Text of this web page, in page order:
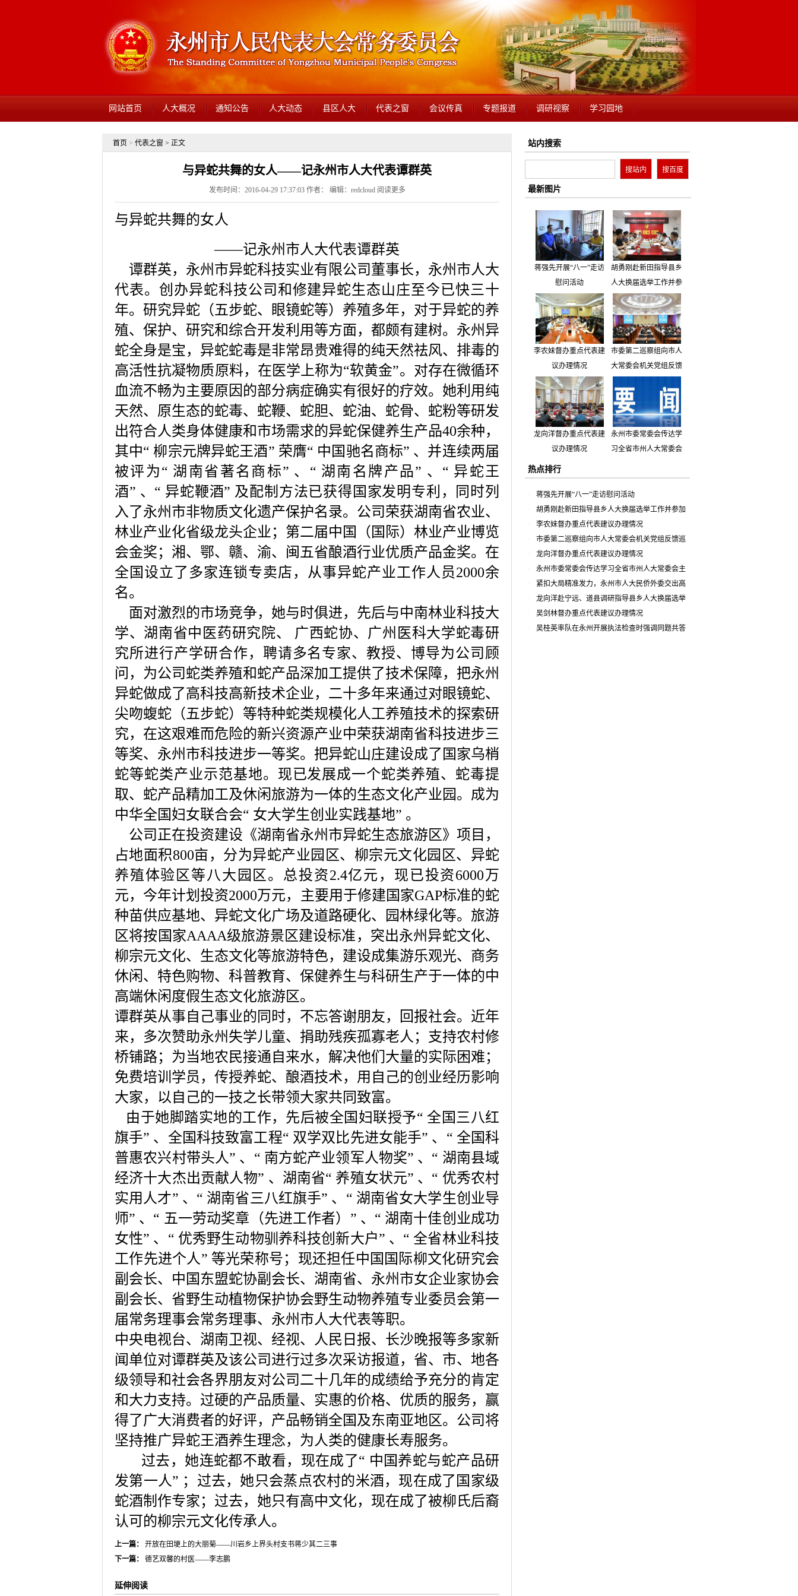
网站首页 人大概况 通知公告 人大动态 县区人大 代表之窗 会议传真 专题报道 调研视察 学习园地
首页 > 代表之窗 > 正文
与异蛇共舞的女人——记永州市人大代表谭群英
发布时间：2016-04-29 17:37:03 作者： 编辑：redcloud 阅读更多
与异蛇共舞的女人
——记永州市人大代表谭群英
谭群英，永州市异蛇科技实业有限公司董事长，永州市人大
代表。创办异蛇科技公司和修建异蛇生态山庄至今已快三十
年。研究异蛇（五步蛇、眼镜蛇等）养殖多年，对于异蛇的养
殖、保护、研究和综合开发利用等方面，都颇有建树。永州异
蛇全身是宝，异蛇蛇毒是非常昂贵难得的纯天然祛风、排毒的
高活性抗凝物质原料，在医学上称为“软黄金”。对存在微循环
血流不畅为主要原因的部分病症确实有很好的疗效。她利用纯
天然、原生态的蛇毒、蛇鞭、蛇胆、蛇油、蛇骨、蛇粉等研发
出符合人类身体健康和市场需求的异蛇保健养生产品40余种，
其中“ 柳宗元牌异蛇王酒” 荣膺“ 中国驰名商标” 、并连续两届
被评为“ 湖南省著名商标” 、 “ 湖南名牌产品” 、 “ 异蛇王
酒” 、 “ 异蛇鞭酒” 及配制方法已获得国家发明专利，同时列
入了永州市非物质文化遗产保护名录。公司荣获湖南省农业、
林业产业化省级龙头企业；第二届中国（国际）林业产业博览
会金奖；湘、鄂、赣、渝、闽五省酿酒行业优质产品金奖。在
全国设立了多家连锁专卖店，从事异蛇产业工作人员2000余
名。
面对激烈的市场竞争，她与时俱进，先后与中南林业科技大
学、湖南省中医药研究院、
广西蛇协、广州医科大学蛇毒研
究所进行产学研合作，聘请多名专家、教授、博导为公司顾
问，为公司蛇类养殖和蛇产品深加工提供了技术保障，把永州
异蛇做成了高科技高新技术企业，二十多年来通过对眼镜蛇、
尖吻蝮蛇（五步蛇）等特种蛇类规模化人工养殖技术的探索研
究，在这艰难而危险的新兴资源产业中荣获湖南省科技进步三
等奖、永州市科技进步一等奖。把异蛇山庄建设成了国家乌梢
蛇等蛇类产业示范基地。现已发展成一个蛇类养殖、蛇毒提
取、蛇产品精加工及休闲旅游为一体的生态文化产业园。成为
中华全国妇女联合会“ 女大学生创业实践基地” 。
公司正在投资建设《湖南省永州市异蛇生态旅游区》项目，
占地面积800亩，分为异蛇产业园区、柳宗元文化园区、异蛇
养殖体验区等八大园区。总投资2.4亿元，现已投资6000万
元，今年计划投资2000万元，主要用于修建国家GAP标准的蛇
种苗供应基地、异蛇文化广场及道路硬化、园林绿化等。旅游
区将按国家AAAA级旅游景区建设标准，突出永州异蛇文化、
柳宗元文化、生态文化等旅游特色，建设成集游乐观光、商务
休闲、特色购物、科普教育、保健养生与科研生产于一体的中
高端休闲度假生态文化旅游区。
谭群英从事自己事业的同时，不忘答谢朋友，回报社会。近年
来，多次赞助永州失学儿童、捐助残疾孤寡老人；支持农村修
桥铺路；为当地农民接通自来水，解决他们大量的实际困难；
免费培训学员，传授养蛇、酿酒技术，用自己的创业经历影响
大家，以自己的一技之长带领大家共同致富。
由于她脚踏实地的工作，先后被全国妇联授予“全国三八红
旗手” 、全国科技致富工程“ 双学双比先进女能手” 、 “ 全国科
普惠农兴村带头人” 、 “ 南方蛇产业领军人物奖” 、 “ 湖南县域
经济十大杰出贡献人物” 、湖南省“ 养殖女状元” 、 “ 优秀农村
实用人才” 、 “ 湖南省三八红旗手” 、 “ 湖南省女大学生创业导
师” 、 “ 五一劳动奖章（先进工作者） ” 、 “ 湖南十佳创业成功
女性” 、 “ 优秀野生动物驯养科技创新大户” 、 “全省林业科技
工作先进个人” 等光荣称号；现还担任中国国际柳文化研究会
副会长、中国东盟蛇协副会长、湖南省、永州市女企业家协会
副会长、省野生动植物保护协会野生动物养殖专业委员会第一
届常务理事会常务理事、永州市人大代表等职。
中央电视台、湖南卫视、经视、人民日报、长沙晚报等多家新
闻单位对谭群英及该公司进行过多次采访报道，省、市、地各
级领导和社会各界朋友对公司二十几年的成绩给予充分的肯定
和大力支持。过硬的产品质量、实惠的价格、优质的服务，赢
得了广大消费者的好评，产品畅销全国及东南亚地区。公司将
坚持推广异蛇王酒养生理念，为人类的健康长寿服务。
过去，她连蛇都不敢看，现在成了“ 中国养蛇与蛇产品研
发第一人” ；过去，她只会蒸点农村的米酒，现在成了国家级
蛇酒制作专家；过去，她只有高中文化，现在成了被柳氏后裔
认可的柳宗元文化传承人。
上一篇：
开放在田埂上的大丽菊——川岩乡上界头村支书蒋少其二三事
下一篇：
德艺双馨的村医——李志鹏
延伸阅读
站内搜索
最新图片
蒋强先开展“八一”走访
慰问活动
胡勇刚赴新田指导县乡
人大换届选举工作并参
加市人大代表小组主题
活动
李农妹督办重点代表建
议办理情况
市委第二巡察组向市人
大常委会机关党组反馈
龙向洋督办重点代表建
议办理情况
永州市委常委会传达学
习全省市州人大常委会
关精神 专题听取省人
大常委会执法检查组到
永州开展大气污染防治
相关法律法规执法检查
情况汇报
热点排行
蒋强先开展“八一”走访慰问活动
胡勇刚赴新田指导县乡人大换届选举工作并参加
市人大代表小组主题活动
李农妹督办重点代表建议办理情况
市委第二巡察组向市人大常委会机关党组反馈巡
察情况
龙向洋督办重点代表建议办理情况
永州市委常委会传达学习全省市州人大常委会主
要负责同志座谈会有关精神 专题听取省人大常委会
执法检查组到永州开展大气污染防治相关法律法规
执法检查情况汇报
紧扣大局精准发力，永州市人大民侨外委交出高
质量履职答卷
龙向洋赴宁远、道县调研指导县乡人大换届选举
并督导安全生产工作
吴剑林督办重点代表建议办理情况
吴桂英率队在永州开展执法检查时强调同题共答